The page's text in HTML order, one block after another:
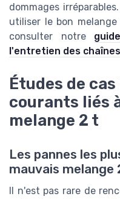
dommages
utiliser le bon
consulter notre
l'entretien des
Études de
courants liés
melange 2 t
Les pannes les
mauvais melange
Il n'est pas rare de